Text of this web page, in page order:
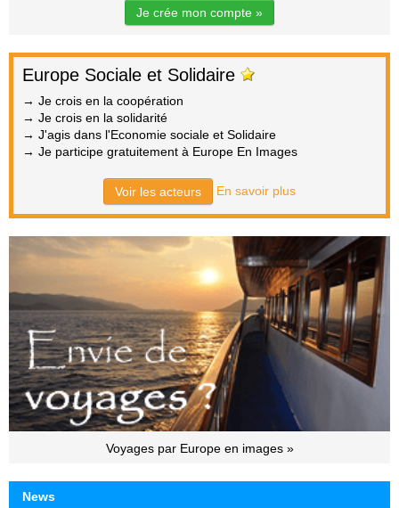
Je crée mon compte »
Europe Sociale et Solidaire
→ Je crois en la coopération
→ Je crois en la solidarité
→ J'agis dans l'Economie sociale et Solidaire
→ Je participe gratuitement à Europe En Images
Voir les acteurs En savoir plus
Voyages par Europe en images »
News